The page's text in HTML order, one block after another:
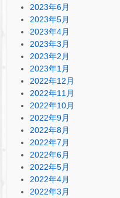
2023年6月
2023年5月
2023年4月
2023年3月
2023年2月
2023年1月
2022年12月
2022年11月
2022年10月
2022年9月
2022年8月
2022年7月
2022年6月
2022年5月
2022年4月
2022年3月